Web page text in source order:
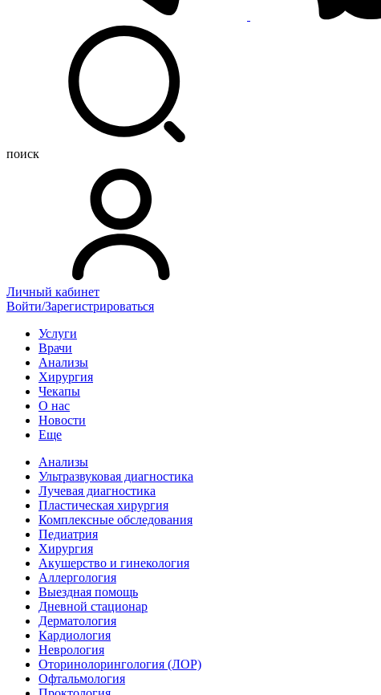
поиск
Личный кабинет
Войти/Зарегистрироваться
Услуги
Врачи
Анализы
Хирургия
Чекапы
О нас
Новости
Еще
Анализы
Ультразвуковая диагностика
Лучевая диагностика
Пластическая хирургия
Комплексные обследования
Педиатрия
Хирургия
Акушерство и гинекология
Аллергология
Выездная помощь
Дневной стационар
Дерматология
Кардиология
Неврология
Оторинолорингология (ЛОР)
Офтальмология